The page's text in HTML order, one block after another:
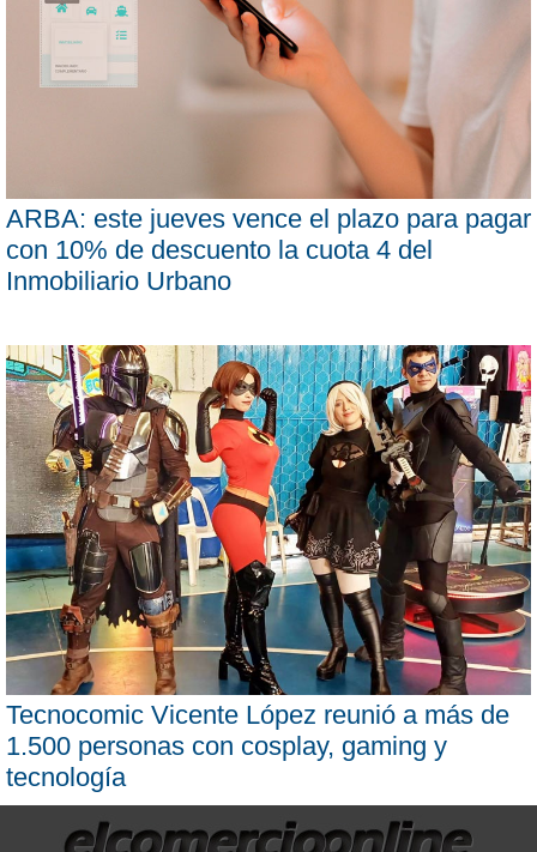
ARBA: este jueves vence el plazo para pagar
con 10% de descuento la cuota 4 del
Inmobiliario Urbano
Tecnocomic Vicente López reunió a más de
1.500 personas con cosplay, gaming y
tecnología